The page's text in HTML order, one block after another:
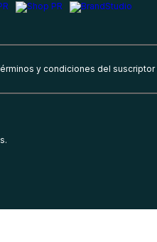
y condiciones del suscriptor